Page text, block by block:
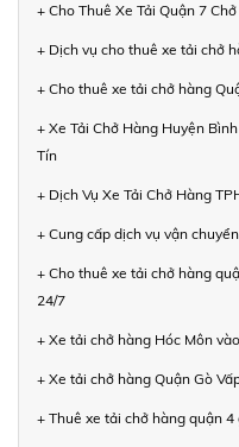
+ Cho Thuê Xe Tải Quận 7
+ Dịch vụ cho thuê xe tải chở
+ Cho thuê xe tải chở hàng
+ Xe Tải Chở Hàng Huyện
Tín
+ Dịch Vụ Xe Tải Chở Hàng
+ Cung cấp dịch vụ vận
+ Cho thuê xe tải chở hàng
24/7
+ Xe tải chở hàng Hóc Môn
+ Xe tải chở hàng Quận Gò
+ Thuê xe tải chở hàng quận